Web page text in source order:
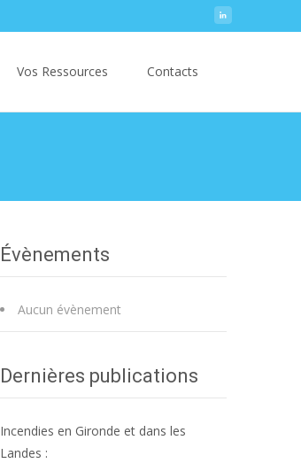
Vos Ressources Contacts
Évènements
Aucun évènement
Dernières publications
Incendies en Gironde et dans les
Landes :